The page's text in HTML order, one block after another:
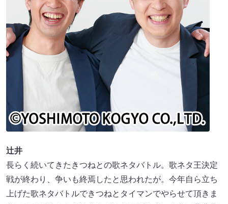
辻井
長らく続いてきたきつねとの歌ネタバトル。歌ネタ王決定
戦が終わり、争いも終焉したと思われたが。今年自ら立ち
上げた歌ネタバトルできつねとタイマンでやらせて頂きま